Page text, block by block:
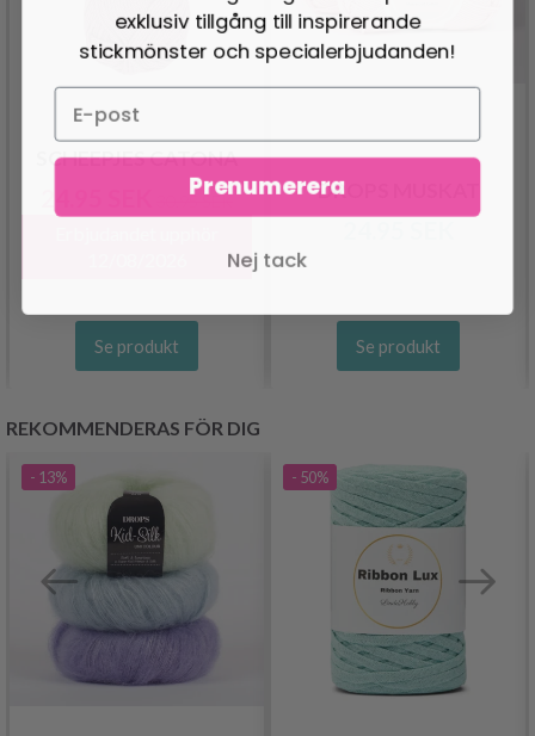
SCHEEPJES CATONA
30.95 SEK
Se produkt
DROPS MUSKAT
Se produkt
REKOMMENDERAS FÖR DIG
- 13% - 50%
exklusiv tillgång till inspirerande
stickmönster och specialerbjudanden!
Prenumerera
Nej tack